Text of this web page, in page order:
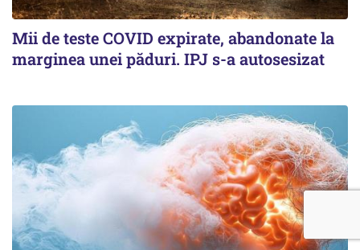
Mii de teste COVID expirate, abandonate la
marginea unei păduri. IPJ s-a autosesizat